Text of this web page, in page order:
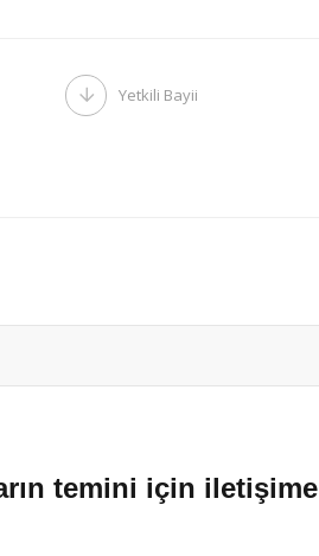
Yetkili Bayii
temini için iletişime